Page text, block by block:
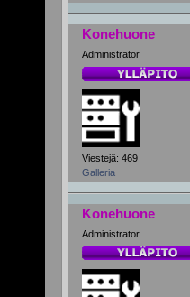
Konehuone
Administrator
Viestejä: 469
Galleria
Konehuone
Administrator